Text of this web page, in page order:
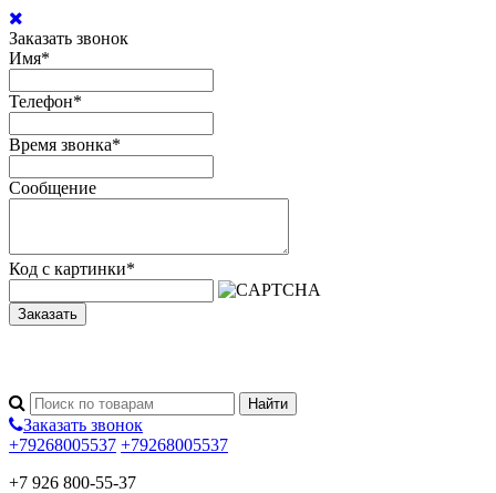
Заказать звонок
Имя*
Телефон*
Время звонка*
Сообщение
Код с картинки*
Заказать
Заказать звонок
+79268005537 +79268005537
+7 926 800-55-37